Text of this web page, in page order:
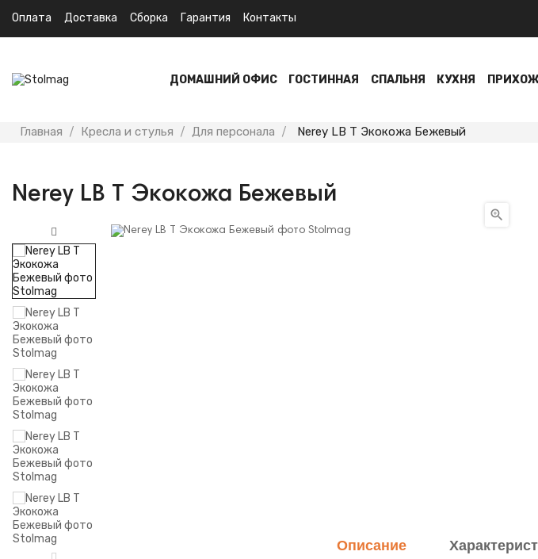
Оплата Доставка Сборка Гарантия Контакты
ДОМАШНИЙ ОФИС ГОСТИННАЯ СПАЛЬНЯ КУХНЯ
Главная Кресла и стулья Для персонала Nerey LB T Экокожа Бежевый
Nerey LB T Экокожа Бежевый

Описание